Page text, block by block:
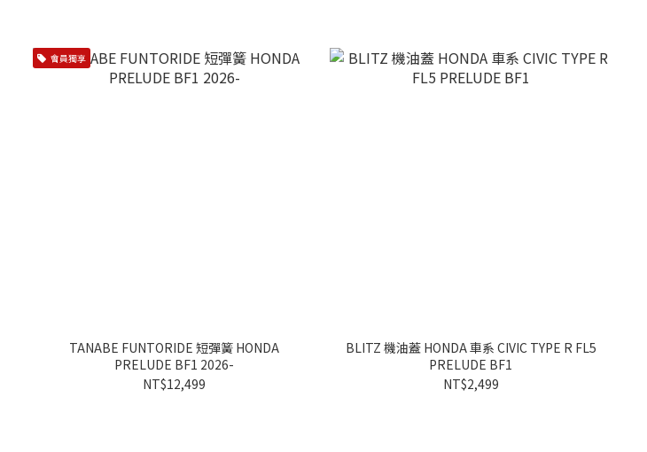
會員獨享
TANABE FUNTORIDE 短彈簧 HONDA
PRELUDE BF1 2026-
NT$12,499
BLITZ 機油蓋 HONDA 車系 CIVIC TYPE R FL5
PRELUDE BF1
NT$2,499